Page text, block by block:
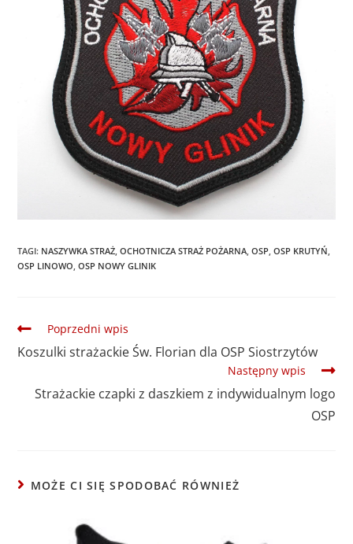
TAGI: NASZYWKA STRAŻ, OCHOTNICZA STRAŻ POŻARNA, OSP, OSP KRUTYŃ,
OSP LINOWO, OSP NOWY GLINIK
Poprzedni wpis
Koszulki strażackie Św. Florian dla OSP Siostrzytów
Następny wpis
Strażackie czapki z daszkiem z indywidualnym logo
OSP
MOŻE CI SIĘ SPODOBAĆ RÓWNIEŻ